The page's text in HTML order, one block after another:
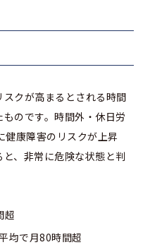
クが高まるとされる時間
のです。時間外・休日労
健康障害のリスクが上昇
、非常に危険な状態と判
超
均で月80時間超